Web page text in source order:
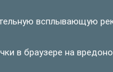
всплывающую
в браузере на